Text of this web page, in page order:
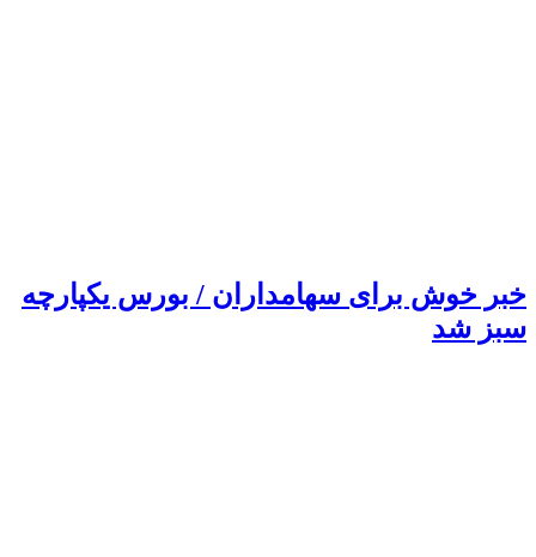
خبر خوش برای سهامداران / بورس یکپارچه
سبز شد